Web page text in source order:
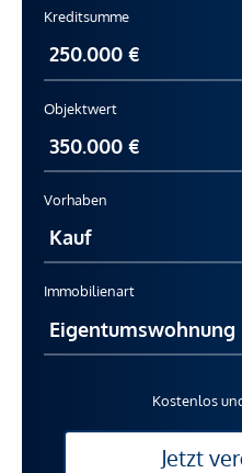
Kreditsumme
Objektwert
Vorhaben
Immobilienart
Kostenlos
Jetzt